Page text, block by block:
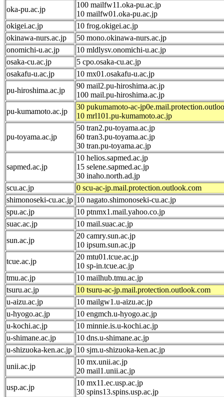
oka-pu.ac.jp
100 mailfw11.oka-pu.ac.jp
10 mailfw01.oka-pu.ac.jp
okigei.ac.jp
10 frog.okigei.ac.jp
okinawa-nurs.ac.jp
50 mono.okinawa-nurs.ac.jp
onomichi-u.ac.jp
10 mldlysv.onomichi-u.ac.jp
osaka-cu.ac.jp
5 cpo.osaka-cu.ac.jp
osakafu-u.ac.jp
10 mx01.osakafu-u.ac.jp
pu-hiroshima.ac.jp
90 mail2.pu-hiroshima.ac.jp
100 mail.pu-hiroshima.ac.jp
pu-kumamoto.ac.jp
30 pukumamoto-ac-
10 mrl101.pu-kumamoto.ac.jp
pu-toyama.ac.jp
50 tran2.pu-toyama.ac.jp
60 tran3.pu-toyama.ac.jp
30 tran.pu-toyama.ac.jp
sapmed.ac.jp
10 helios.sapmed.ac.jp
15 selene.sapmed.ac.jp
30 inaho.north.ad.jp
scu.ac.jp
0 scu-ac-jp.mail.protection.outlook.com
shimonoseki-cu.ac.jp 10 nagato.shimonoseki-cu.ac.jp
spu.ac.jp
10 ptnmx1.mail.yahoo.co.jp
suac.ac.jp
10 mail.suac.ac.jp
sun.ac.jp
20 camry.sun.ac.jp
10 ipsum.sun.ac.jp
tcue.ac.jp
20 mtu01.tcue.ac.jp
10 sp-in.tcue.ac.jp
tmu.ac.jp
10 mailhub.tmu.ac.jp
tsuru.ac.jp
10 tsuru-ac-jp.mail.protection.outlook.com
u-aizu.ac.jp
10 mailgw1.u-aizu.ac.jp
u-hyogo.ac.jp
10 engmch.u-hyogo.ac.jp
u-kochi.ac.jp
10 minnie.is.u-kochi.ac.jp
u-shimane.ac.jp
10 dns.u-shimane.ac.jp
u-shizuoka-ken.ac.jp 10 sjm.u-shizuoka-ken.ac.jp
unii.ac.jp
10 mx.unii.ac.jp
20 mail1.unii.ac.jp
usp.ac.jp
10 mx11.ec.usp.ac.jp
30 spins13.spins.usp.ac.jp